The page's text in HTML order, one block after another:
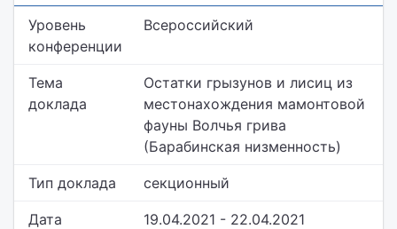
Уровень
конференции
Всероссийский
Тема
доклада
Остатки грызунов и лисиц из
местонахождения мамонтовой
фауны Волчья грива
(Барабинская низменность)
Тип доклада секционный
Дата
19.04.2021 - 22.04.2021